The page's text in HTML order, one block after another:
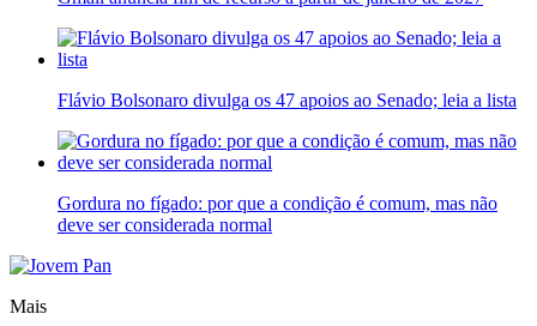
Flávio Bolsonaro divulga os 47 apoios ao Senado; leia a lista
Gordura no fígado: por que a condição é comum, mas não
deve ser considerada normal
Mais